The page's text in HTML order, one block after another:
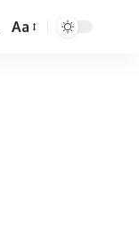
Font
Aa